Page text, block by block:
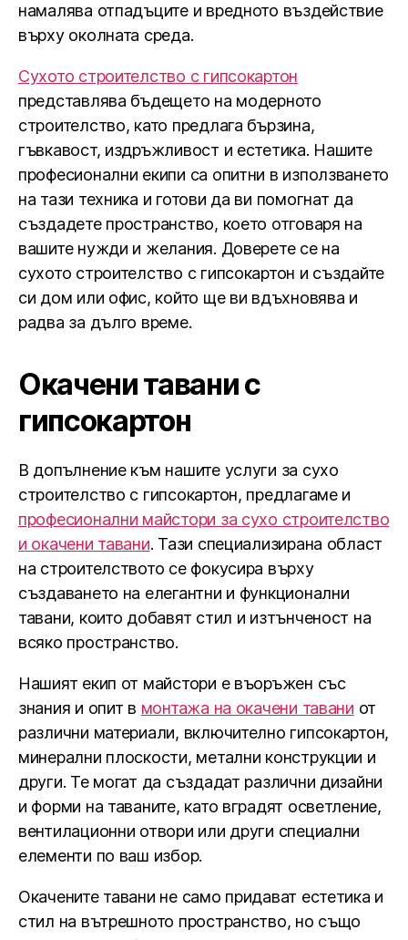
намалява отпадъците и вредното въздействие
върху околната среда.
Сухото строителство с гипсокартон
представлява бъдещето на модерното
строителство, като предлага бързина,
гъвкавост, издръжливост и естетика. Нашите
професионални екипи са опитни в използването
на тази техника и готови да ви помогнат да
създадете пространство, което отговаря на
вашите нужди и желания. Доверете се на
сухото строителство с гипсокартон и създайте
си дом или офис, който ще ви вдъхновява и
радва за дълго време.
Окачени тавани с
гипсокартон
В допълнение към нашите услуги за сухо
строителство с гипсокартон, предлагаме и
професионални майстори за сухо строителство
и окачени тавани. Тази специализирана област
на строителството се фокусира върху
създаването на елегантни и функционални
тавани, които добавят стил и изтънченост на
всяко пространство.
Нашият екип от майстори е въоръжен със
знания и опит в монтажа на окачени тавани от
различни материали, включително гипсокартон,
минерални плоскости, метални конструкции и
други. Те могат да създадат различни дизайни
и форми на таваните, като вградят осветление,
вентилационни отвори или други специални
елементи по ваш избор.
Окачените тавани не само придават естетика и
стил на вътрешното пространство, но също